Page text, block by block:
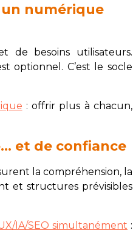
numérique
de besoins utilisateurs.
optionnel. C’est le socle
: offrir plus à chacun,
et de confiance
la compréhension, la
et structures prévisibles
IA/SEO simultanément :